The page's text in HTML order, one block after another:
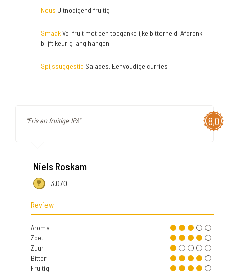
Neus Uitnodigend fruitig
SmaakVol fruit met een toegankelijke bitterheid. Afdronk
blijft keurig lang hangen
Spijssuggestie Salades. Eenvoudige curries
8,0
"Fris en fruitige IPA"
Niels Roskam
3.070
Review
Aroma
Zoet
Zuur
Bitter
Fruitig